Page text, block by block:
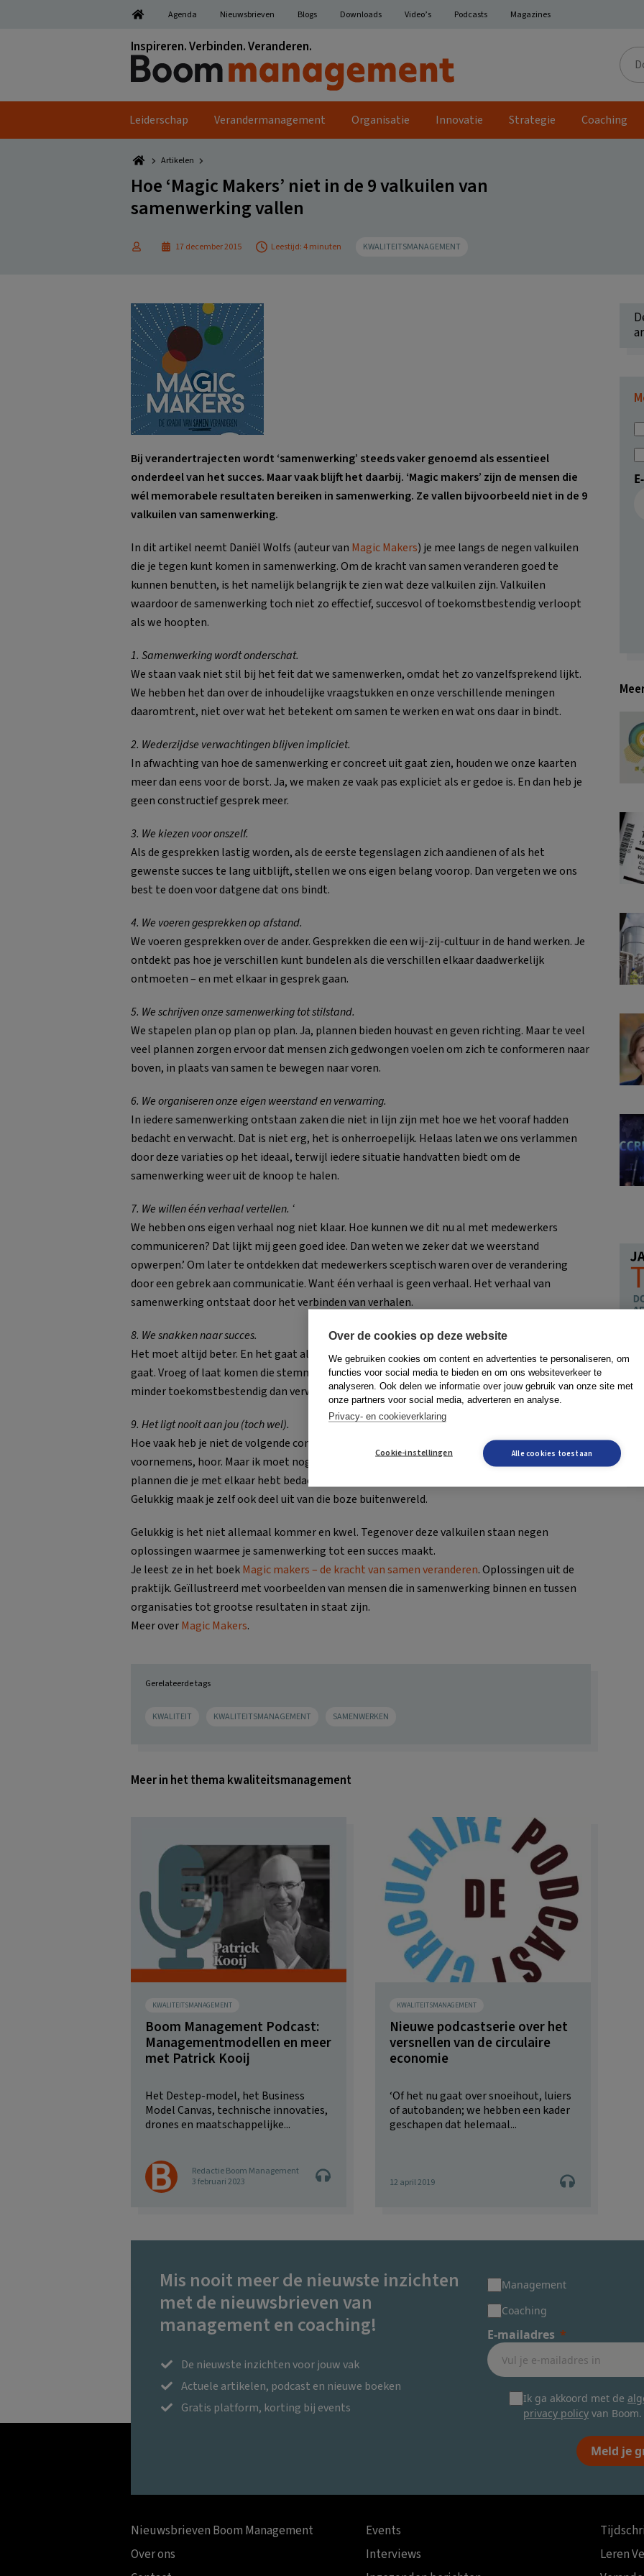
Agenda Nieuwsbrieven Blogs Downloads Video’s Podcasts Magazines
Inspireren. Verbinden. Veranderen.
de
site
Leiderschap Verandermanagement Organisatie Innovatie Strategie Coaching
Artikelen
Hoe ‘Magic Makers’ niet in de 9 valkuilen van
samenwerking vallen
17 december 2015 Leestijd: 4 minuten KWALITEITSMANAGEMENT
Bij verandertrajecten wordt ‘samenwerking’ steeds vaker genoemd als essentieel
onderdeel van het succes. Maar vaak blijft het daarbij. ‘Magic makers’ zijn de mensen die
wél memorabele resultaten bereiken in samenwerking. Ze vallen bijvoorbeeld niet in de 9
valkuilen van samenwerking.
In dit artikel neemt Daniël Wolfs (auteur van Magic Makers) je mee langs de negen valkuilen
die je tegen kunt komen in samenwerking. Om de kracht van samen veranderen goed te
kunnen benutten, is het namelijk belangrijk te zien wat deze valkuilen zijn. Valkuilen
waardoor de samenwerking toch niet zo effectief, succesvol of toekomstbestendig verloopt
als we hoopten.
1. Samenwerking wordt onderschat.
We staan vaak niet stil bij het feit dat we samenwerken, omdat het zo vanzelfsprekend lijkt.
We hebben het dan over de inhoudelijke vraagstukken en onze verschillende meningen
daaromtrent, niet over wat het betekent om samen te werken en wat ons daar in bindt.
2. Wederzijdse verwachtingen blijven impliciet.
In afwachting van hoe de samenwerking er concreet uit gaat zien, houden we onze kaarten
meer dan eens voor de borst. Ja, we maken ze vaak pas expliciet als er gedoe is. En dan heb je
geen constructief gesprek meer.
3. We kiezen voor onszelf.
Als de gesprekken lastig worden, als de eerste tegenslagen zich aandienen of als het
gewenste succes te lang uitblijft, stellen we ons eigen belang voorop. Dan vergeten we ons
best te doen voor datgene dat ons bindt.
4. We voeren gesprekken op afstand.
We voeren gesprekken over de ander. Gesprekken die een wij-zij-cultuur in de hand werken. Je
ontdekt pas hoe je verschillen kunt bundelen als die verschillen elkaar daadwerkelijk
ontmoeten – en met elkaar in gesprek gaan.
5. We schrijven onze samenwerking tot stilstand.
We stapelen plan op plan op plan. Ja, plannen bieden houvast en geven richting. Maar te veel
veel plannen zorgen ervoor dat mensen zich gedwongen voelen om zich te conformeren naar
boven, in plaats van samen te bewegen naar voren.
6. We organiseren onze eigen weerstand en verwarring.
In iedere samenwerking ontstaan zaken die niet in lijn zijn met hoe we het vooraf hadden
bedacht en verwacht. Dat is niet erg, het is onherroepelijk. Helaas laten we ons verlammen
door deze variaties op het ideaal, terwijl iedere situatie handvatten biedt om de
samenwerking weer uit de knoop te halen.
7. We willen één verhaal vertellen. ‘
We hebben ons eigen verhaal nog niet klaar. Hoe kunnen we dit nu al met medewerkers
communiceren? Dat lijkt mij geen goed idee. Dan weten we zeker dat we weerstand
opwerpen.’ Om later te ontdekken dat medewerkers sceptisch waren over de verandering
door een gebrek aan communicatie. Want één verhaal is geen verhaal. Het verhaal van
samenwerking ontstaat door het verbinden van verhalen.
8. We snakken naar succes.
Het moet altijd beter. En het gaat altijd goed. We vertellen niet graag over wat er niet goed
gaat. Vroeg of laat komen die stemmen wel de schaduw uit en blijkt de samenwerking plots
minder toekomstbestendig dan verwacht.
9. Het ligt nooit aan jou (toch wel).
Hoe vaak heb je niet de volgende constatering gehoord (of zelf uitgesproken …): ‘Mooie
voornemens, hoor. Maar ik moet nog zien of we nu echt dingen gaan veranderen.’ Alsof je de
plannen die je met elkaar hebt bedacht uit handen geeft aan de grote boze buitenwereld.
Gelukkig maak je zelf ook deel uit van die boze buitenwereld.
Gelukkig is het niet allemaal kommer en kwel. Tegenover deze valkuilen staan negen
oplossingen waarmee je samenwerking tot een succes maakt.
Je leest ze in het boekMagic makers – de kracht van samen veranderen. Oplossingen uit de
praktijk. Geïllustreerd met voorbeelden van mensen die in samenwerking binnen en tussen
organisaties tot grootse resultaten in staat zijn.
Meer overMagic Makers.
Gerelateerde tags
KWALITEIT KWALITEITSMANAGEMENT SAMENWERKEN
Meer in het thema kwaliteitsmanagement
KWALITEITSMANAGEMENT
Boom Management Podcast:
Managementmodellen en meer
met Patrick Kooij
Het Destep-model, het Business
Model Canvas, technische innovaties,
drones en maatschappelijke...
Redactie Boom Management
3 februari 2023
KWALITEITSMANAGEMENT
Nieuwe podcastserie over het
versnellen van de circulaire
economie
‘Of het nu gaat over snoeihout, luiers
of autobanden; we hebben een kader
geschapen dat helemaal...
12 april 2019
Mis nooit meer de nieuwste inzichten
met de nieuwsbrieven van
management en coaching!
De nieuwste inzichten voor jouw vak
Actuele artikelen, podcast en nieuwe boeken
Gratis platform, korting bij events
Management
Coaching
E-mailadres
Ik ga akkoord met de
privacy policy van Boom.
Meld je
Nieuwsbrieven Boom Management
Over ons
Events
Interviews
Leren
Over de cookies op deze website
We gebruiken cookies om content en advertenties te personaliseren, om
functies voor social media te bieden en om ons websiteverkeer te
analyseren. Ook delen we informatie over jouw gebruik van onze site met
onze partners voor social media, adverteren en analyse.
Privacy- en cookieverklaring
Cookie-instellingen Alle cookies toestaan